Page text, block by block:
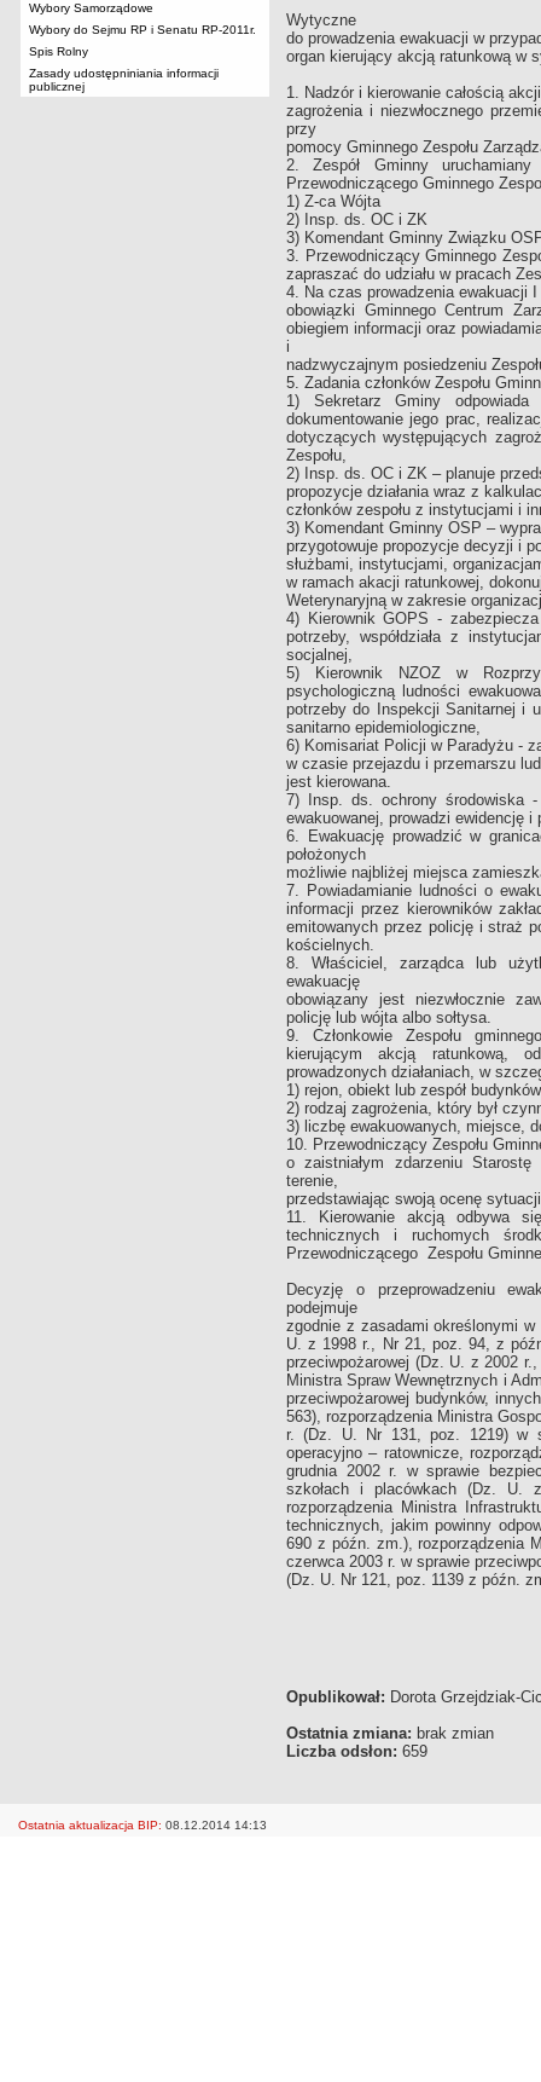
Wybory Samorządowe
Wybory do Sejmu RP i Senatu RP-2011r.
Spis Rolny
Zasady udostępniniania informacji
publicznej
Wytyczne
do prowadzenia ewakuacji w
organ kierujący akcją ratunkową w
1. Nadzór i kierowanie całością
zagrożenia i niezwłocznego
przy
pomocy Gminnego Zespołu
2. Zespół Gminny
Przewodniczącego Gminnego
1) Z-ca Wójta
2) Insp. ds. OC i ZK
3) Komendant Gminny Związku
3. Przewodniczący Gminnego
zapraszać do udziału w pracach
4. Na czas prowadzenia ewakuacji I
obowiązki Gminnego Centrum
obiegiem informacji oraz
i
nadzwyczajnym posiedzeniu
5. Zadania członków Zespołu
1) Sekretarz Gminy
dokumentowanie jego prac,
dotyczących występujących
Zespołu,
2) Insp. ds. OC i ZK – planuje
propozycje działania wraz z
członków zespołu z instytucjami i
3) Komendant Gminny OSP –
przygotowuje propozycje decyzji i
służbami, instytucjami,
w ramach akacji ratunkowej,
Weterynaryjną w zakresie
4) Kierownik GOPS -
potrzeby, współdziała z
socjalnej,
5) Kierownik NZOZ w
psychologiczną ludności
potrzeby do Inspekcji Sanitarnej i
sanitarno epidemiologiczne,
6) Komisariat Policji w Paradyżu -
w czasie przejazdu i przemarszu
jest kierowana.
7) Insp. ds. ochrony środowiska
ewakuowanej, prowadzi ewidencję i
6. Ewakuację prowadzić w
położonych
możliwie najbliżej miejsca
7. Powiadamianie ludności o
informacji przez kierowników
emitowanych przez policję i straż
kościelnych.
8. Właściciel, zarządca lub
ewakuację
obowiązany jest niezwłocznie
policję lub wójta albo sołtysa.
9. Członkowie Zespołu
kierującym akcją ratunkową,
prowadzonych działaniach, w
1) rejon, obiekt lub zespół
2) rodzaj zagrożenia, który był
3) liczbę ewakuowanych, miejsce,
10. Przewodniczący Zespołu
o zaistniałym zdarzeniu Starostę
terenie,
przedstawiając swoją ocenę
11. Kierowanie akcją odbywa
technicznych i ruchomych
Przewodniczącego Zespołu
Decyzję o przeprowadzeniu
podejmuje
zgodnie z zasadami określonymi
U. z 1998 r., Nr 21, poz. 94, z
przeciwpożarowej (Dz. U. z 2002
Ministra Spraw Wewnętrznych i
przeciwpożarowej budynków,
563), rozporządzenia Ministra
r. (Dz. U. Nr 131, poz. 1219) w
operacyjno – ratownicze,
grudnia 2002 r. w sprawie
szkołach i placówkach (Dz.
rozporządzenia Ministra
technicznych, jakim powinny
690 z późn. zm.), rozporządzenia
czerwca 2003 r. w sprawie
(Dz. U. Nr 121, poz. 1139 z późn.
Opublikował: Dorota Grzejdziak-
Ostatnia zmiana: brak zmian
Liczba odsłon: 659
Ostatnia aktualizacja BIP: 08.12.2014 14:13